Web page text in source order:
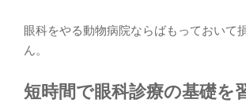
眼科をやる動物病院ならばもっておいて
ん。
短時間で眼科診療の基礎を